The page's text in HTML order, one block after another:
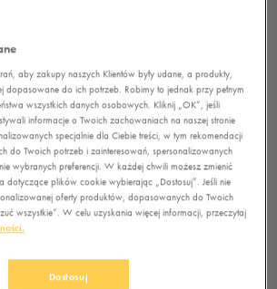
LOGO
( 0)
50 STYLE
aby zakupy naszych Klientów były udane, a produkty,
dopasowane do ich potrzeb. Robimy to jednak przy pełnym
wszystkich danych osobowych. Kliknij „OK”, jeśli
informacje o Twoich zachowaniach na naszej stronie
specjalnie dla Ciebie treści, w tym rekomendacji
do Twoich potrzeb i zainteresowań, spersonalizowanych
wybranych preferencji. W każdej chwili możesz zmienić
dotyczące plików cookie wybierając „Dostosuj”. Jeśli nie
oferty produktów, dopasowanych do Twoich
wszystkie”. W celu uzyskania więcej informacji, przeczytaj
Dostosuj